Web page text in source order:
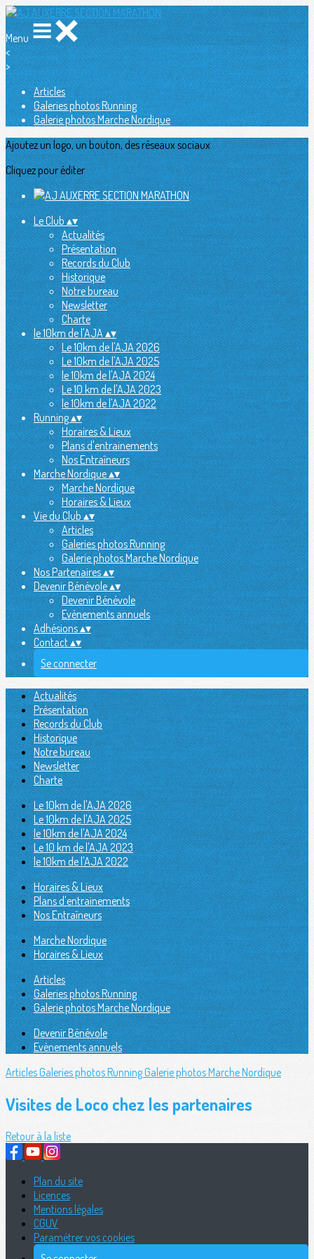
Menu
<
>
Articles
Galeries photos Running
Galerie photos Marche Nordique
Ajoutez un logo, un bouton, des réseaux sociaux
Cliquez pour éditer
Le Club▴▾
Actualités
Présentation
Records du Club
Historique
Notre bureau
Newsletter
Charte
le 10km de l'AJA▴▾
Le 10km de l'AJA 2026
Le 10km de l'AJA 2025
le 10km de l'AJA 2024
Le 10 km de l'AJA 2023
le 10km de l'AJA 2022
Running▴▾
Horaires & Lieux
Plans d'entrainements
Nos Entraîneurs
Marche Nordique▴▾
Marche Nordique
Horaires & Lieux
Vie du Club▴▾
Articles
Galeries photos Running
Galerie photos Marche Nordique
Nos Partenaires▴▾
Devenir Bénévole▴▾
Devenir Bénévole
Evènements annuels
Adhésions▴▾
Contact▴▾
Se connecter
Actualités
Présentation
Records du Club
Historique
Notre bureau
Newsletter
Charte
Le 10km de l'AJA 2026
Le 10km de l'AJA 2025
le 10km de l'AJA 2024
Le 10 km de l'AJA 2023
le 10km de l'AJA 2022
Horaires & Lieux
Plans d'entrainements
Nos Entraîneurs
Marche Nordique
Horaires & Lieux
Articles
Galeries photos Running
Galerie photos Marche Nordique
Devenir Bénévole
Evènements annuels
ArticlesGaleries photos RunningGalerie photos Marche Nordique
Visites de Loco chez les partenaires
Retour à la liste
Plan du site
Licences
Mentions légales
CGUV
Paramétrer vos cookies